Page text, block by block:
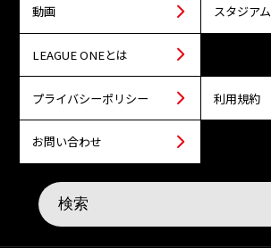
動画 スタジアム
LEAGUE ONEとは
プライバシーポリシー 利用規約
お問い合わせ